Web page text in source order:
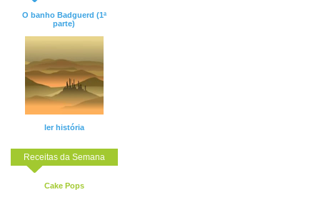
O banho Badguerd (1ª
parte)
ler história
Receitas da Semana
Cake Pops